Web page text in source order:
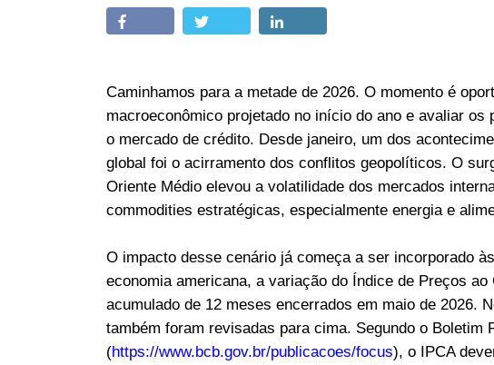
Caminhamos para a metade de 2026. O momento é
macroeconômico projetado no início do ano e avaliar
o mercado de crédito. Desde janeiro, um dos
global foi o acirramento dos conflitos geopolíticos. O
Oriente Médio elevou a volatilidade dos mercados
commodities estratégicas, especialmente energia e
O impacto desse cenário já começa a ser incorporado
economia americana, a variação do Índice de Preços
acumulado de 12 meses encerrados em maio de 2026.
também foram revisadas para cima. Segundo o Boletim
(https://www.bcb.gov.br/publicacoes/focus), o IPCA